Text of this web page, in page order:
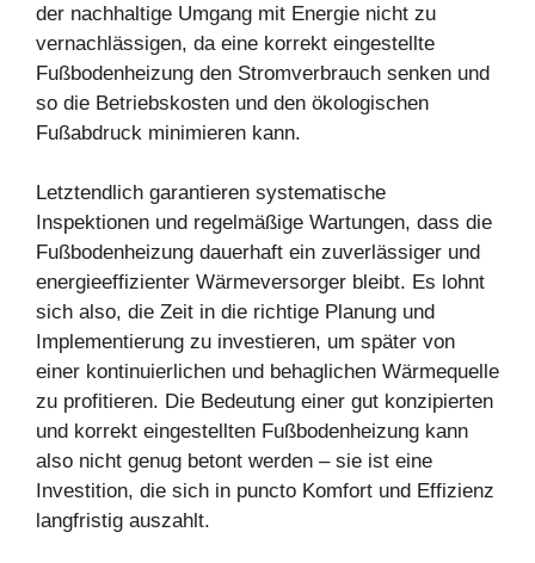
der nachhaltige Umgang mit Energie nicht zu
vernachlässigen, da eine korrekt eingestellte
Fußbodenheizung den Stromverbrauch senken und
so die Betriebskosten und den ökologischen
Fußabdruck minimieren kann.
Letztendlich garantieren systematische
Inspektionen und regelmäßige Wartungen, dass die
Fußbodenheizung dauerhaft ein zuverlässiger und
energieeffizienter Wärmeversorger bleibt. Es lohnt
sich also, die Zeit in die richtige Planung und
Implementierung zu investieren, um später von
einer kontinuierlichen und behaglichen Wärmequelle
zu profitieren. Die Bedeutung einer gut konzipierten
und korrekt eingestellten Fußbodenheizung kann
also nicht genug betont werden – sie ist eine
Investition, die sich in puncto Komfort und Effizienz
langfristig auszahlt.